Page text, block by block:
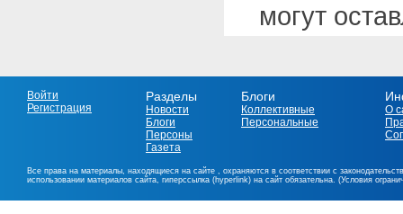
могут
Войти
Регистрация
Разделы
Новости
Блоги
Персоны
Газета
Блоги
Коллективные
Персональные
О
Все права на материалы, находящиеся на сайте , охраняются в соответствии с
использовании материалов сайта, гиперссылка (hyperlink) на сайт обязательна. (Условия